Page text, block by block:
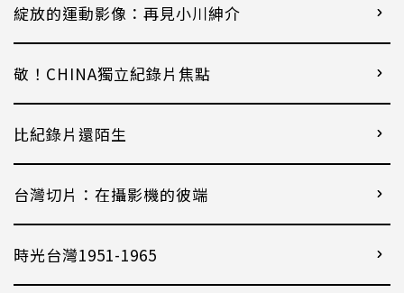
綻放的運動影像：再見小川紳介
敬！CHINA獨立紀錄片焦點
比紀錄片還陌生
台灣切片：在攝影機的彼端
時光台灣1951-1965